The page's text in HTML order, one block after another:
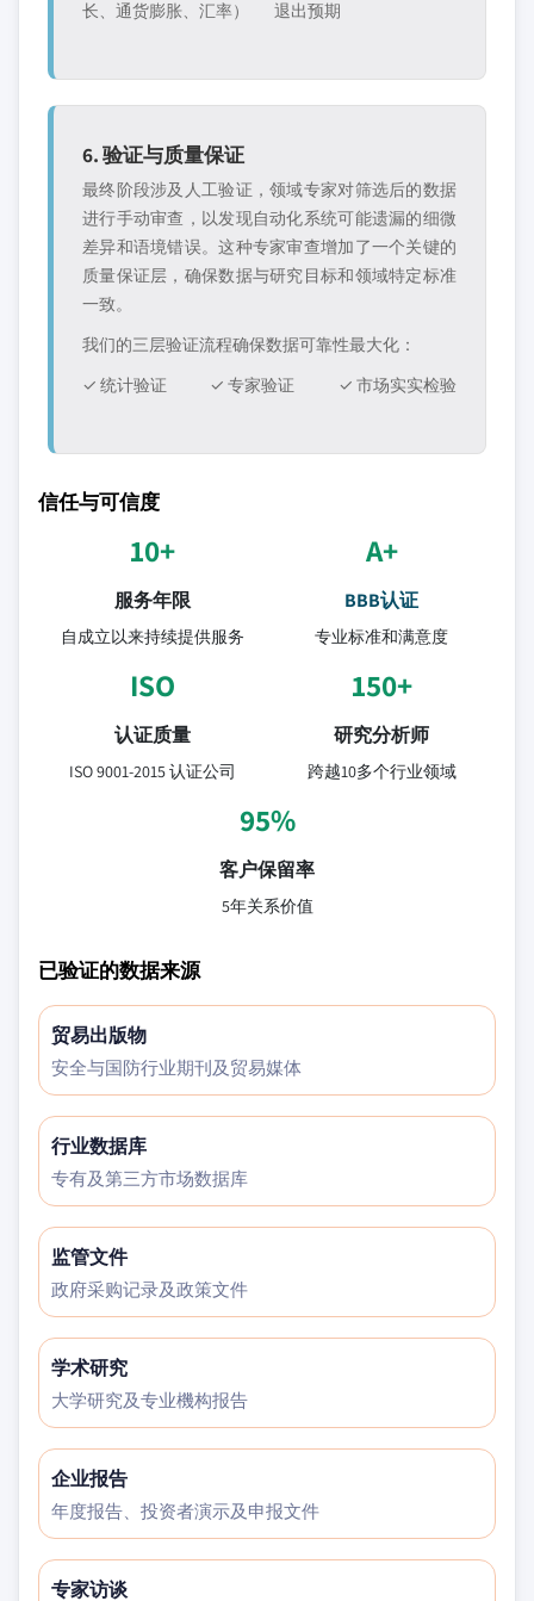
长、通货膨胀、汇率） 退出预期
6. 验证与质量保证
最终阶段涉及人工验证，领域专家对筛选后的数据
进行手动审查，以发现自动化系统可能遗漏的细微
差异和语境错误。这种专家审查增加了一个关键的
质量保证层，确保数据与研究目标和领域特定标准
一致。
我们的三层验证流程确保数据可靠性最大化：
✓ 统计验证
✓ 专家验证 ✓ 市场实实检验
信任与可信度
10+
服务年限
自成立以来持续提供服务
A+
BBB认证
专业标准和满意度
ISO
认证质量
ISO 9001-2015 认证公司
150+
研究分析师
跨越10多个行业领域
95%
客户保留率
5年关系价值
已验证的数据来源
贸易出版物
安全与国防行业期刊及贸易媒体
行业数据库
专有及第三方市场数据库
监管文件
政府采购记录及政策文件
学术研究
大学研究及专业機构报告
企业报告
年度报告、投资者演示及申报文件
专家访谈